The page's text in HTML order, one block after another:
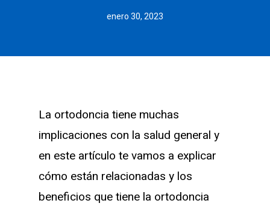
enero 30, 2023
La ortodoncia tiene muchas
implicaciones con la salud general y
en este artículo te vamos a explicar
cómo están relacionadas y los
beneficios que tiene la ortodoncia